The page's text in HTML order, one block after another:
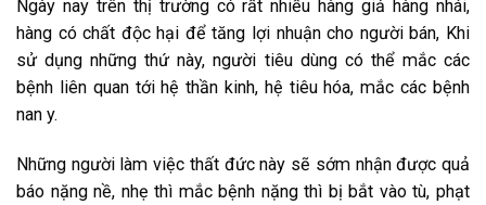
Ngày nay trên thị trường có rất nhiều hàng giả hàng nhái,
hàng có chất độc hại để tăng lợi nhuận cho người bán, Khi
sử dụng những thứ này, người tiêu dùng có thể mắc các
bệnh liên quan tới hệ thần kinh, hệ tiêu hóa, mắc các bệnh
nan y.
Những người làm việc thất đức này sẽ sớm nhận được quả
báo nặng nề, nhẹ thì mắc bệnh nặng thì bị bắt vào tù, phạt